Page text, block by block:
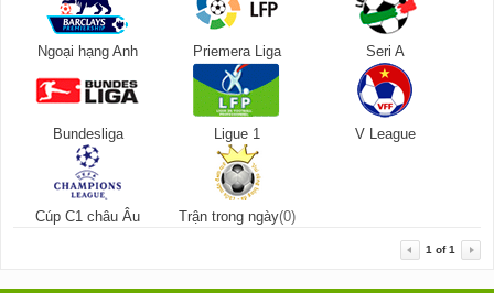
Ngoại hạng Anh Priemera Liga Seri A
Bundesliga Ligue 1 V League
Cúp C1 châu Âu Trận trong ngày(0)
1 of1